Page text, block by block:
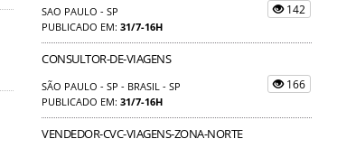
SAO PAULO - SP
PUBLICADO EM: 31/7-16H
142
CONSULTOR-DE-VIAGENS
SÃO PAULO - SP - BRASIL - SP
PUBLICADO EM: 31/7-16H
166
VENDEDOR-CVC-VIAGENS-ZONA-NORTE